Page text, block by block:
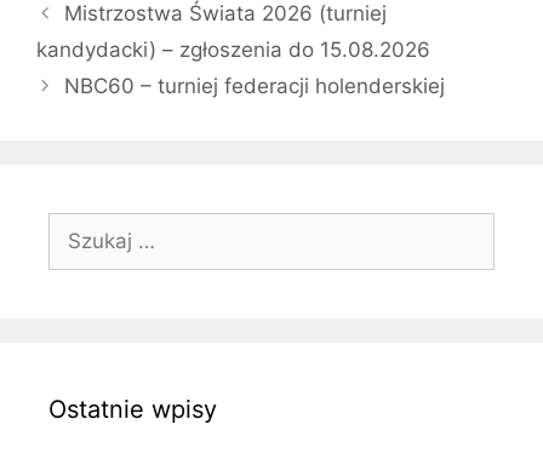
Mistrzostwa Świata 2026 (turniej
kandydacki) – zgłoszenia do 15.08.2026
NBC60 – turniej federacji holenderskiej
Szukaj:
Ostatnie wpisy